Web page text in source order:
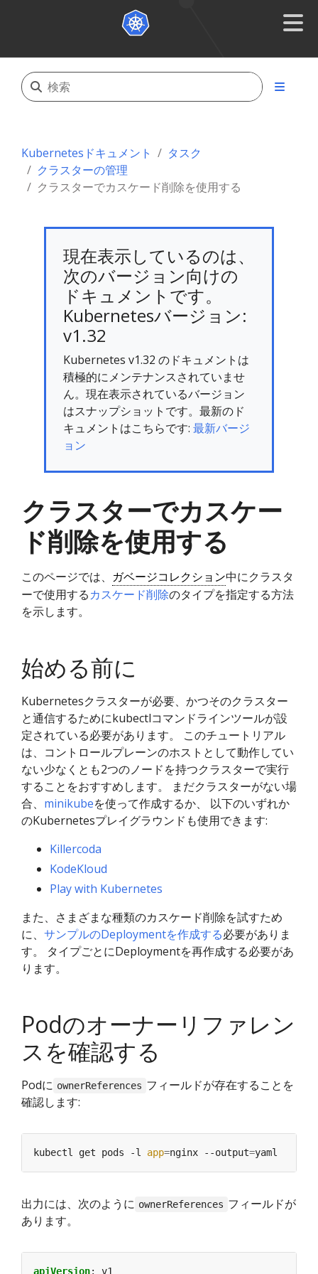
Kubernetesドキュメント
タスク
クラスターの管理
クラスターでカスケード削除を使用する
現在表示しているのは、
次のバージョン向けの
ドキュメントです。
Kubernetesバージョン:
v1.32
Kubernetes v1.32 のドキュメントは
積極的にメンテナンスされていませ
ん。現在表示されているバージョン
はスナップショットです。最新のド
キュメントはこちらです: 最新バージ
ョン
クラスターでカスケー
ド削除を使用する
このページでは、 ガベージコレクション中にクラスタ
ーで使用するカスケード削除のタイプを指定する方法
を示します。
始める前に
Kubernetesクラスターが必要、かつそのクラスター
と通信するためにkubectlコマンドラインツールが設
定されている必要があります。 このチュートリアル
は、コントロールプレーンのホストとして動作してい
ない少なくとも2つのノードを持つクラスターで実行
することをおすすめします。 まだクラスターがない場
合、 minikubeを使って作成するか、 以下のいずれか
のKubernetesプレイグラウンドも使用できます:
Killercoda
KodeKloud
Play with Kubernetes
また、さまざまな種類のカスケード削除を試すため
に、 サンプルのDeploymentを作成する必要がありま
す。 タイプごとにDeploymentを再作成する必要があ
ります。
Podのオーナーリファレン
スを確認する
Podに ownerReferences フィールドが存在することを
確認します:
kubectl get pods -l app=nginx --output=
出力には、次のように ownerReferences フィールドが
あります。
apiVersion: v1